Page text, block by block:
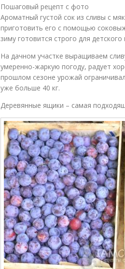
Пошаговый рецепт с фото
Ароматный густой сок из сливы с
приготовить его с помощью
зиму готовится строго для
На дачном участке выращиваем
умеренно-жаркую погоду, радует
прошлом сезоне урожай
уже больше 40 кг.
Деревянные ящики – самая